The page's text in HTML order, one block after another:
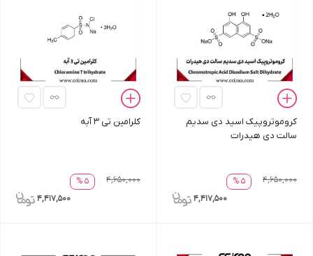
کروموتروپیک اسید دی سدیم
سالت دی هیدرات
5 %
4,650,000
4,417,500
کلرامین تی 3 آبه
5 %
4,650,000
4,417,500